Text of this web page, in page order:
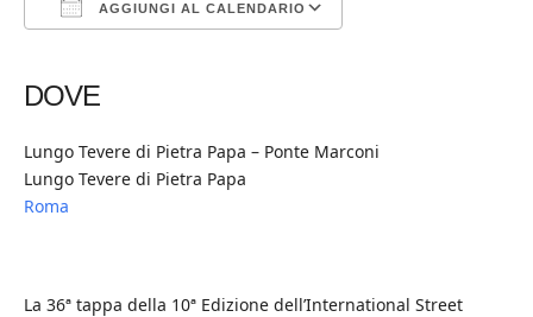
AGGIUNGI AL CALENDARIO
DOVE
Lungo Tevere di Pietra Papa – Ponte Marconi
Lungo Tevere di Pietra Papa
Roma
La 36ª tappa della 10ª Edizione dell’International Street